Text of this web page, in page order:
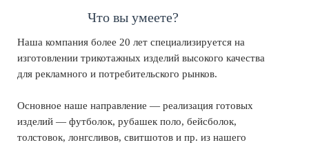
Что вы умеете?
Наша компания более 20 лет специализируется на
изготовлении трикотажных изделий высокого качества
для рекламного и потребительского рынков.
Основное наше направление — реализация готовых
изделий — футболок, рубашек поло, бейсболок,
толстовок, лонгсливов, свитшотов и пр. из нашего